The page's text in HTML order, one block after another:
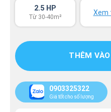
2.5 HP
Từ 30-40m²
Xem
THÊM
0903325322
Giá tốt cho số lượng